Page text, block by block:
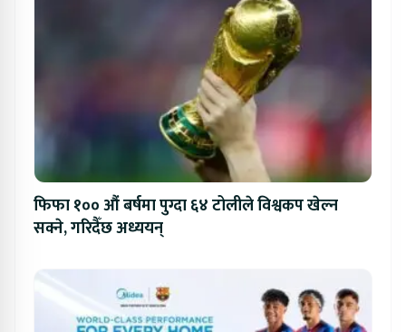
फिफा १०० औं बर्षमा पुग्दा ६४ टोलीले विश्वकप खेल्न
सक्ने, गरिदैँछ अध्ययन्